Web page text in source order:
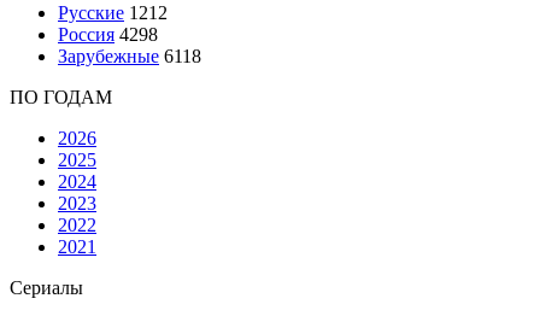
Русские 1212
Россия 4298
Зарубежные 6118
ПО ГОДАМ
2026
2025
2024
2023
2022
2021
Сериалы